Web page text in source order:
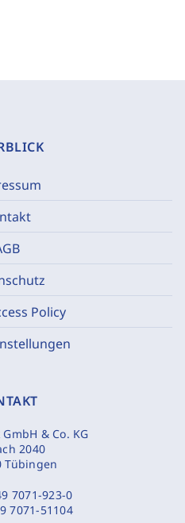
Policy
& Co. KG
2040
Tübingen
7071-923-0
7071-51104